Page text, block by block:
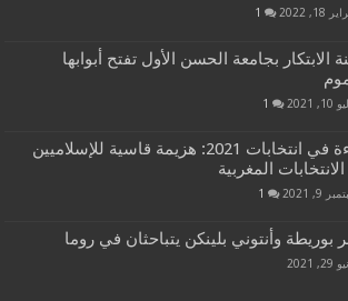
18, 2022
1
الابتكار بجامعة الحسن الأول تفتح أبوابها
2021
1
قراءة في انتخابات 2021: هزيمة قاسية للإسلاميين
المغربية
9, 2021
1
بوريطة وأنتوني بلينكن يتباحثان في روما
2021